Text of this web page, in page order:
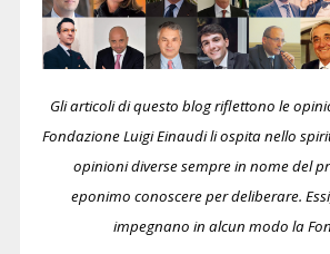
Gli articoli di questo blog riflettono le
Fondazione Luigi Einaudi li ospita nello
opinioni diverse sempre in nome del
eponimo conoscere per deliberare.
impegnano in alcun modo la